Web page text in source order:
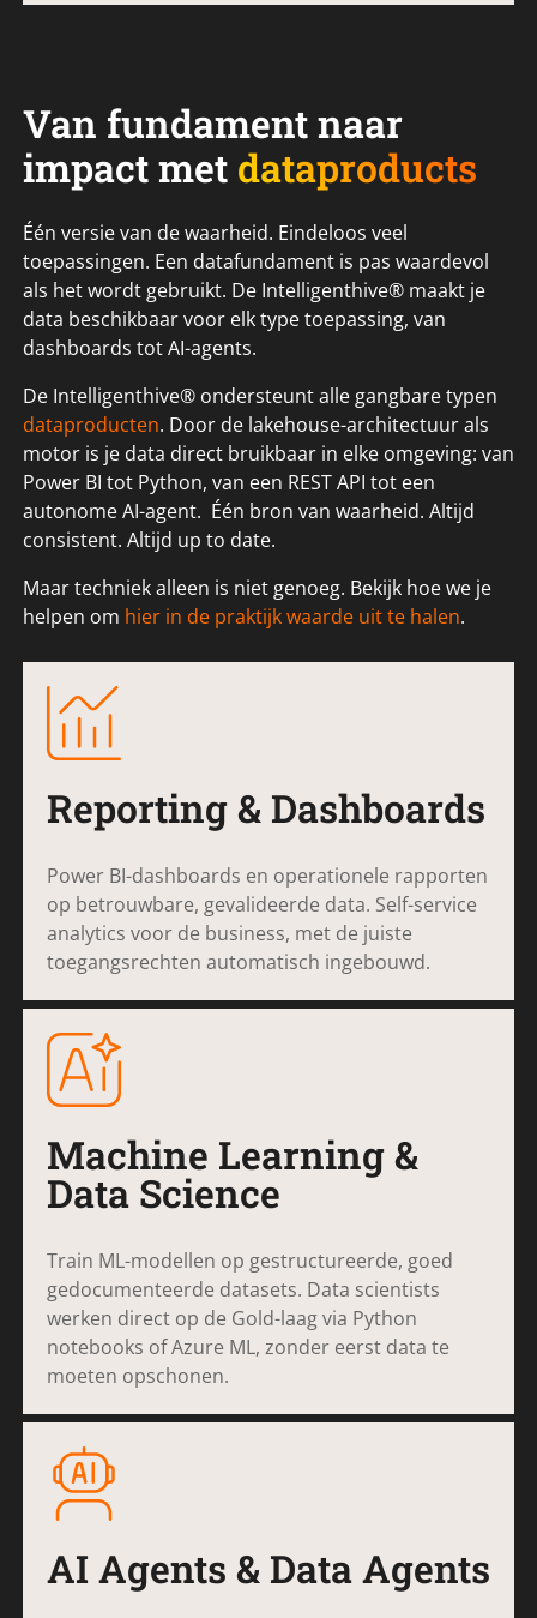
Van fundament naar
impact met dataproducts
Één versie van de waarheid. Eindeloos veel
toepassingen. Een datafundament is pas waardevol
als het wordt gebruikt. De Intelligenthive® maakt je
data beschikbaar voor elk type toepassing, van
dashboards tot AI-agents.
De Intelligenthive® ondersteunt alle gangbare typen
dataproducten. Door de lakehouse-architectuur als
motor is je data direct bruikbaar in elke omgeving: van
Power BI tot Python, van een REST API tot een
autonome AI-agent. Één bron van waarheid. Altijd
consistent. Altijd up to date.
Maar techniek alleen is niet genoeg. Bekijk hoe we je
helpen om hier in de praktijk waarde uit te halen.
Reporting & Dashboards
Power BI-dashboards en operationele rapporten
op betrouwbare, gevalideerde data. Self-service
analytics voor de business, met de juiste
toegangsrechten automatisch ingebouwd.
Machine Learning &
Data Science
Train ML-modellen op gestructureerde, goed
gedocumenteerde datasets. Data scientists
werken direct op de Gold-laag via Python
notebooks of Azure ML, zonder eerst data te
moeten opschonen.
AI Agents & Data Agents